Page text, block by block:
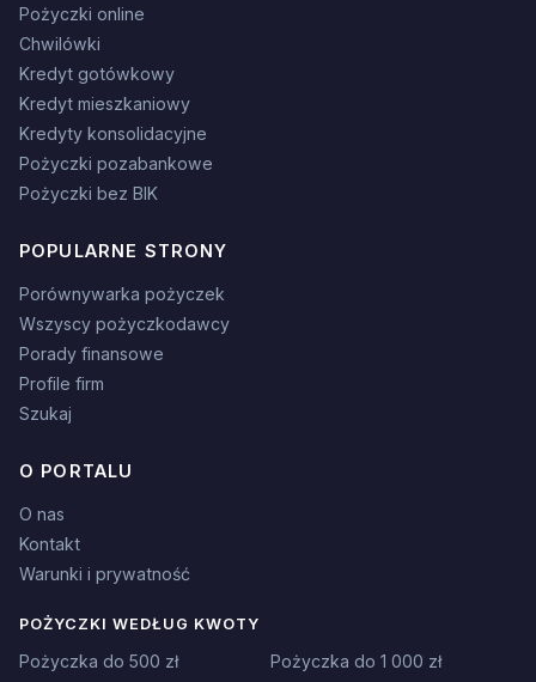
Pożyczki online
Chwilówki
Kredyt gotówkowy
Kredyt mieszkaniowy
Kredyty konsolidacyjne
Pożyczki pozabankowe
Pożyczki bez BIK
POPULARNE STRONY
Porównywarka pożyczek
Wszyscy pożyczkodawcy
Porady finansowe
Profile firm
Szukaj
O PORTALU
O nas
Kontakt
Warunki i prywatność
POŻYCZKI WEDŁUG KWOTY
Pożyczka do 500 zł
Pożyczka do 1 000 zł